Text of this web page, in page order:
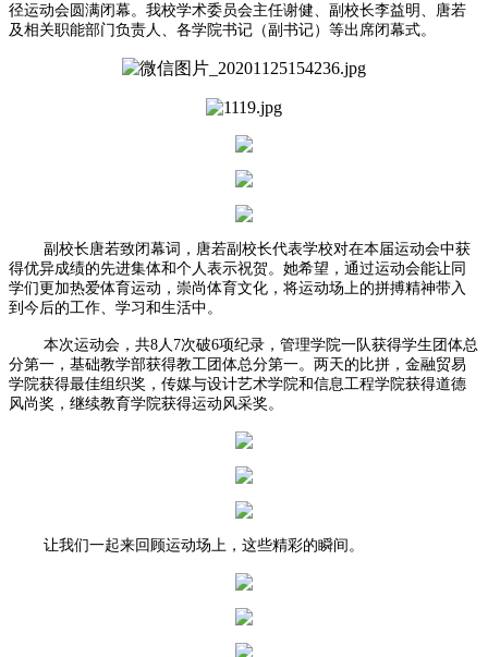
径运动会圆满闭幕。我校学术委员会主任谢健、副校长李益明、唐若
及相关职能部门负责人、各学院书记（副书记）等出席闭幕式。
副校长唐若致闭幕词，唐若副校长代表学校对在本届运动会中获
得优异成绩的先进集体和个人表示祝贺。她希望，通过运动会能让同
学们更加热爱体育运动，崇尚体育文化，将运动场上的拼搏精神带入
到今后的工作、学习和生活中。
本次运动会，共8人7次破6项纪录，管理学院一队获得学生团体总
分第一，基础教学部获得教工团体总分第一。两天的比拼，金融贸易
学院获得最佳组织奖，传媒与设计艺术学院和信息工程学院获得道德
风尚奖，继续教育学院获得运动风采奖。
让我们一起来回顾运动场上，这些精彩的瞬间。